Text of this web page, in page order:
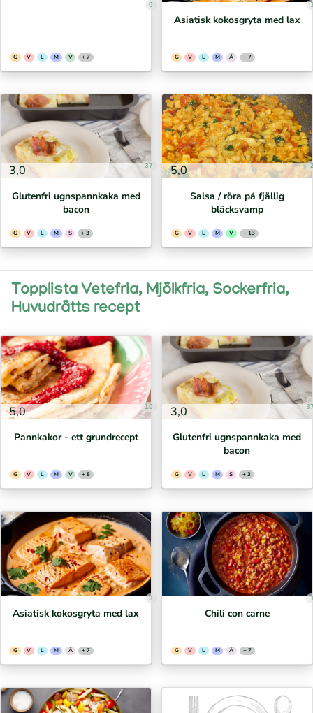
0
G V L M V + 7
Asiatisk kokosgryta med lax
G V L M Ä + 7
3,0 37
Glutenfri ugnspannkaka med
bacon
G V L M S + 3
5,0
Salsa / röra på fjällig
bläcksvamp
G V L M V + 13
Topplista Vetefria, Mjölkfria, Sockerfria,
Huvudrätts recept
5,0 10
Pannkakor - ett grundrecept
G V L M V + 8
3,0
Glutenfri ugnspannkaka med
bacon
G V L M S + 3
3
Asiatisk kokosgryta med lax
G V L M Ä + 7
Chili con carne
G V L M Ä + 7